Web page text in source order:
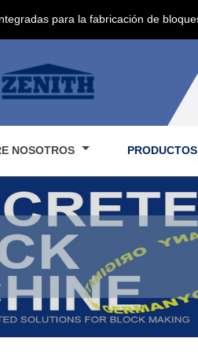
para la fabricación de
NOSOTROS PRODUCTOS